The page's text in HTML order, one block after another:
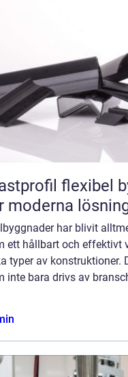
flexibel byggsten
moderna
har blivit
ett hållbart och effektivt
typer av konstruktioner.
inte bara drivs av